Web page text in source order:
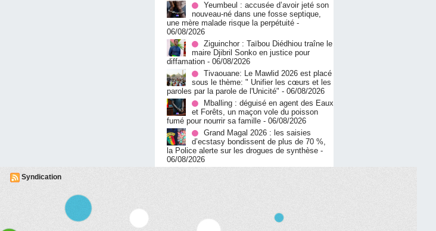
Yeumbeul : accusée d’avoir jeté son
nouveau-né dans une fosse septique,
une mère malade risque la perpétuité -
06/08/2026
Ziguinchor : Taïbou Diédhiou traîne le
maire Djibril Sonko en justice pour
diffamation - 06/08/2026
Tivaouane: Le Mawlid 2026 est placé
sous le thème: " Unifier les cœurs et les
paroles par la parole de l'Unicité" - 06/08/2026
Mballing : déguisé en agent des Eaux
et Forêts, un maçon vole du poisson
fumé pour nourrir sa famille - 06/08/2026
Grand Magal 2026 : les saisies
d’ecstasy bondissent de plus de 70 %,
la Police alerte sur les drogues de synthèse -
06/08/2026
Syndication